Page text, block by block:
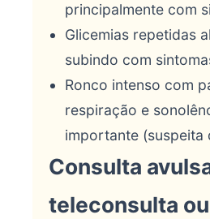
principalmente com
Glicemias repetidas
subindo com
Ronco intenso com
respiração e
importante (suspeita
Consulta
teleconsulta ou